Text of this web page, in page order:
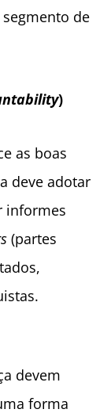
de
)
as boas
deve adotar
informes
(partes
devem
forma